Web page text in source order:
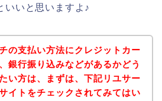
いいと思いますよ♪
の支払い方法にクレジットカー
銀行振り込みなどがあるかどう
い方は、まずは、下記リユサー
イトをチェックされてみてはい